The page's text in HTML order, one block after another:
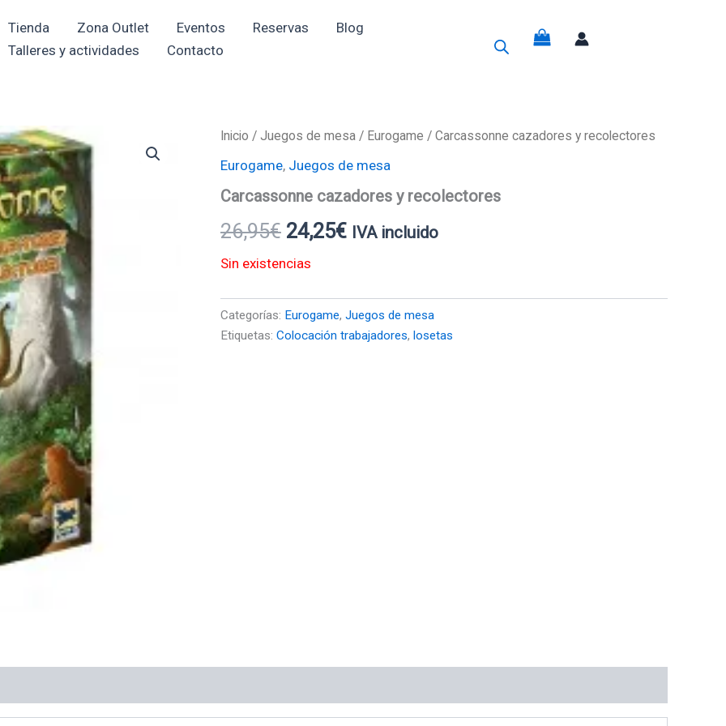
Tienda Zona Outlet Eventos Reservas
Blog
Talleres y actividades
Contacto
Inicio / Juegos de mesa / Eurogame / Carcassonne cazadores y recolectores
Eurogame, Juegos de mesa
Carcassonne cazadores y recolectores
26,95€
El
precio
original
era:
24,25€
El
precio
actual
es:
IVA incluido
Sin existencias
Categorías: Eurogame, Juegos de mesa
Etiquetas: Colocación trabajadores, losetas